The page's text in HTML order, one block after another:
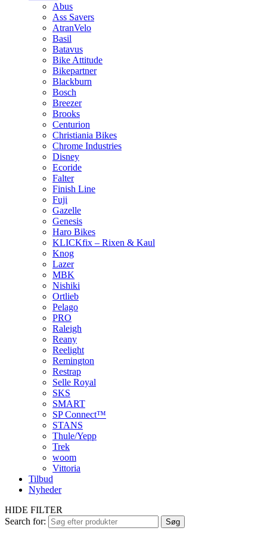
Abus
Ass Savers
AtranVelo
Basil
Batavus
Bike Attitude
Bikepartner
Blackburn
Bosch
Breezer
Brooks
Centurion
Christiania Bikes
Chrome Industries
Disney
Ecoride
Falter
Finish Line
Fuji
Gazelle
Genesis
Haro Bikes
KLICKfix – Rixen & Kaul
Knog
Lazer
MBK
Nishiki
Ortlieb
Pelago
PRO
Raleigh
Reany
Reelight
Remington
Restrap
Selle Royal
SKS
SMART
SP Connect™
STANS
Thule/Yepp
Trek
woom
Vittoria
Tilbud
Nyheder
HIDE FILTER
Search for:
Søg